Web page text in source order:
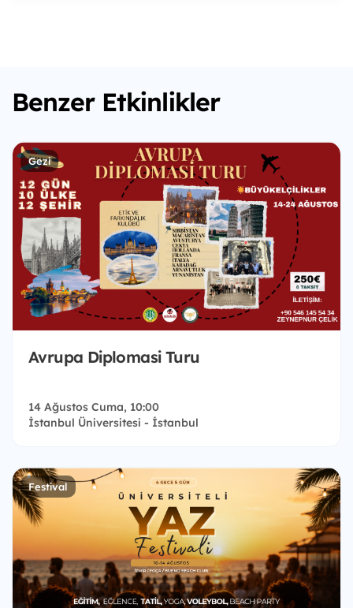
Benzer Etkinlikler
Gezi
Avrupa Diplomasi Turu
14 Ağustos Cuma, 10:00
İstanbul Üniversitesi - İstanbul
Festival